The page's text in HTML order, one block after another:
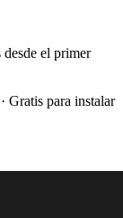
el primer
Gratis para instalar